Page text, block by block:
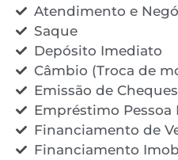
Atendimento e
Saque
Depósito Imediato
Câmbio (Troca de
Emissão de Cheques
Empréstimo Pessoa
Financiamento de
Financiamento